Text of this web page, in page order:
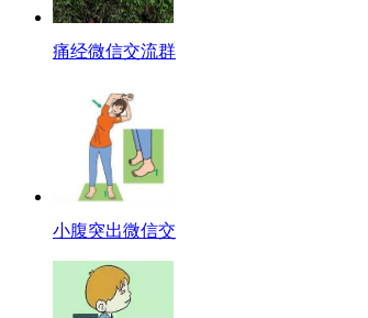
痛经微信交流群
小腹突出微信交